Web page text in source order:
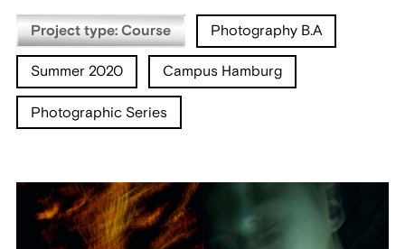
Project type: Course Photography B.A
Summer 2020 Campus Hamburg
Photographic Series